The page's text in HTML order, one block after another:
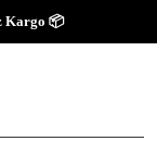
Kargo 📦